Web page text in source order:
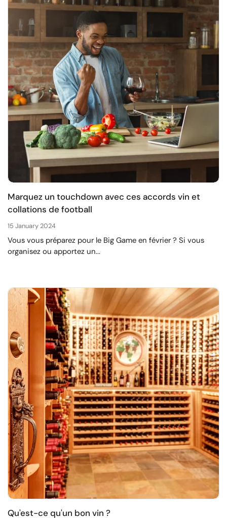
Marquez un touchdown avec ces accords vin et
collations de football
15 January 2024
Vous vous préparez pour le Big Game en février ? Si vous
organisez ou apportez un...
Qu'est-ce qu'un bon vin ?